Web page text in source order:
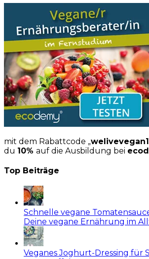
mit dem Rabattcode „
du 10% auf die Ausbildung bei
Top Beiträge
Schnelle vegane
Deine vegane Ernährung im
Veganes Joghurt-Dressing für